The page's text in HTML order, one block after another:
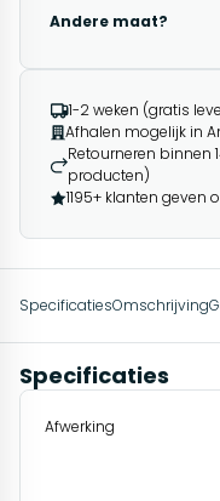
Andere maat?
1-2 weken (gratis
Afhalen mogelijk in
Retourneren binnen
producten)
1195+ klanten geven
SpecificatiesOmschrijving
Specificaties
Afwerking